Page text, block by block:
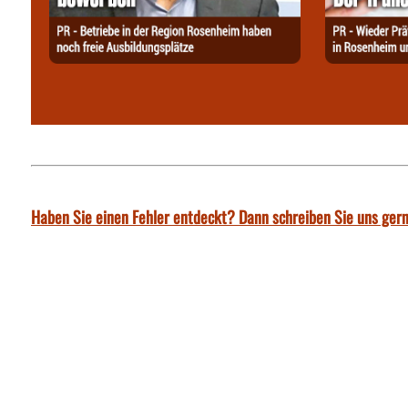
Haben Sie einen Fehler entdeckt? Dann schreiben Sie uns